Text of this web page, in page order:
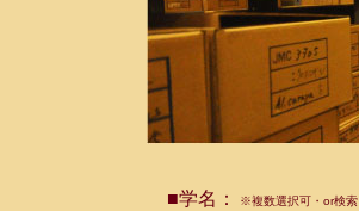
■学名： ※複数選択可・or検索